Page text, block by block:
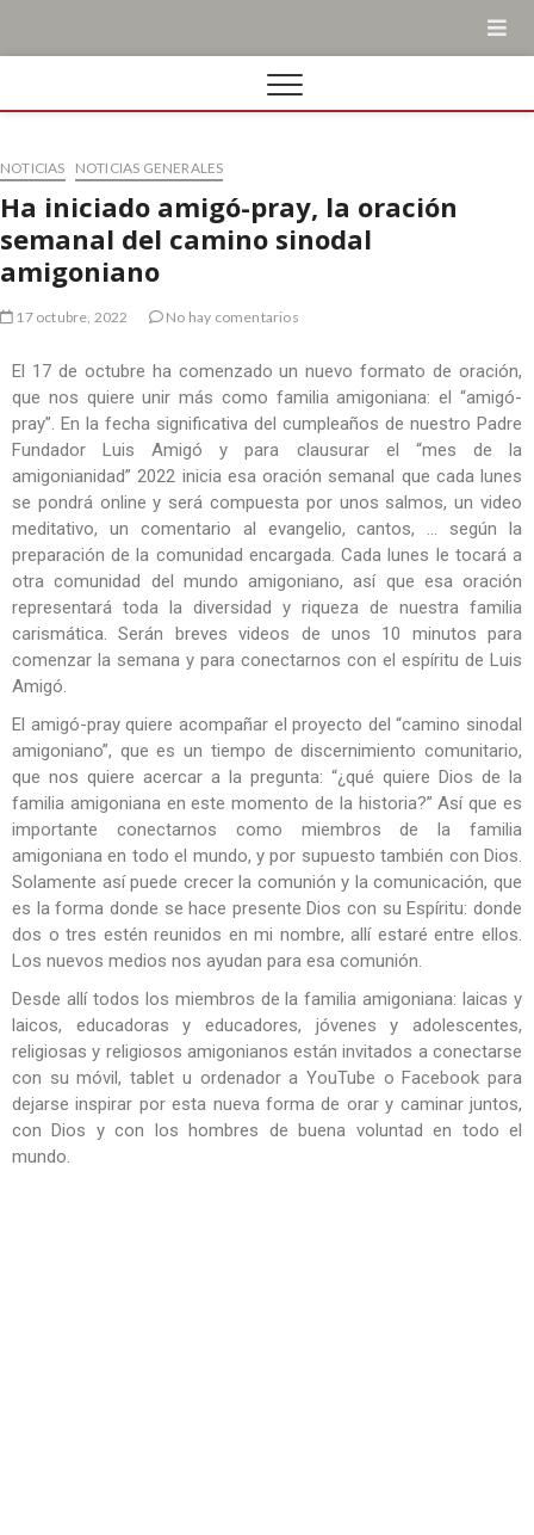
NOTICIAS NOTICIAS GENERALES
Ha iniciado amigó-pray, la oración
semanal del camino sinodal
amigoniano
17 octubre, 2022 No hay comentarios
El 17 de octubre ha comenzado un nuevo formato de oración,
que nos quiere unir más como familia amigoniana: el “amigó-
pray”. En la fecha significativa del cumpleaños de nuestro Padre
Fundador Luis Amigó y para clausurar el “mes de la
amigonianidad” 2022 inicia esa oración semanal que cada lunes
se pondrá online y será compuesta por unos salmos, un video
meditativo, un comentario al evangelio, cantos, … según la
preparación de la comunidad encargada. Cada lunes le tocará a
otra comunidad del mundo amigoniano, así que esa oración
representará toda la diversidad y riqueza de nuestra familia
carismática. Serán breves videos de unos 10 minutos para
comenzar la semana y para conectarnos con el espíritu de Luis
Amigó.
El amigó-pray quiere acompañar el proyecto del “camino sinodal
amigoniano”, que es un tiempo de discernimiento comunitario,
que nos quiere acercar a la pregunta: “¿qué quiere Dios de la
familia amigoniana en este momento de la historia?” Así que es
importante conectarnos como miembros de la familia
amigoniana en todo el mundo, y por supuesto también con Dios.
Solamente así puede crecer la comunión y la comunicación, que
es la forma donde se hace presente Dios con su Espíritu: donde
dos o tres estén reunidos en mi nombre, allí estaré entre ellos.
Los nuevos medios nos ayudan para esa comunión.
Desde allí todos los miembros de la familia amigoniana: laicas y
laicos, educadoras y educadores, jóvenes y adolescentes,
religiosas y religiosos amigonianos están invitados a conectarse
con su móvil, tablet u ordenador a YouTube o Facebook para
dejarse inspirar por esta nueva forma de orar y caminar juntos,
con Dios y con los hombres de buena voluntad en todo el
mundo.